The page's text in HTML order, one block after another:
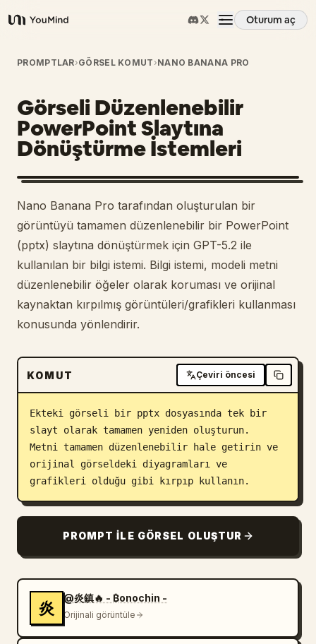
YouMind
Oturum aç
Genel Bakış
Kullanım Senaryoları
Beceriler
İstemler
Fiyatlandırma
İndir
Güncellemeler
PROMPTLAR›GÖRSEL KOMUT ›NANO BANANA PRO
Görseli Düzenlenebilir
PowerPoint Slaytına
Dönüştürme İstemleri
Nano Banana Pro tarafından oluşturulan bir
görüntüyü tamamen düzenlenebilir bir PowerPoint
(pptx) slaytına dönüştürmek için GPT-5.2 ile
kullanılan bir bilgi istemi. Bilgi istemi, modeli metni
düzenlenebilir öğeler olarak koruması ve orijinal
kaynaktan kırpılmış görüntüleri/grafikleri kullanması
konusunda yönlendirir.
KOMUT Çeviri öncesi
Ekteki görseli bir pptx dosyasında tek bir
slayt olarak tamamen yeniden oluşturun.
Metni tamamen düzenlenebilir hale getirin ve
orijinal görseldeki diyagramları ve
grafikleri olduğu gibi kırpıp kullanın.
PROMPT ILE GÖRSEL OLUŞTUR
炎
@炎鎮🔥 - ₿onochin -
Orijinali görüntüle